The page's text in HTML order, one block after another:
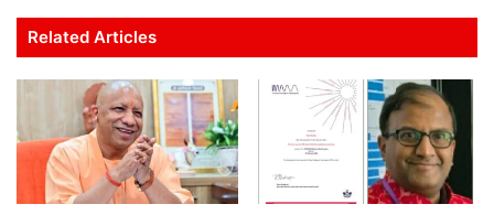
s
A
p
e
b
o
o
k
er l
e
dI
n
e
Related Articles